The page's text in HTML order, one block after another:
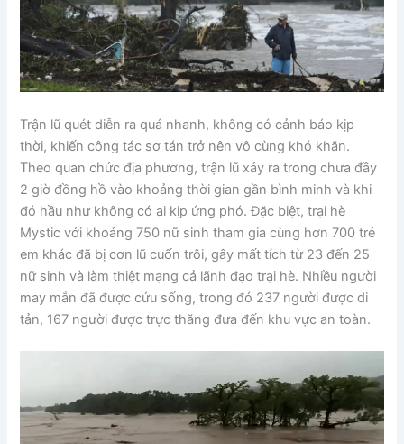
Trận lũ quét diễn ra quá nhanh, không có cảnh báo kịp
thời, khiến công tác sơ tán trở nên vô cùng khó khăn.
Theo quan chức địa phương, trận lũ xảy ra trong chưa đầy
2 giờ đồng hồ vào khoảng thời gian gần bình minh và khi
đó hầu như không có ai kịp ứng phó. Đặc biệt, trại hè
Mystic với khoảng 750 nữ sinh tham gia cùng hơn 700 trẻ
em khác đã bị cơn lũ cuốn trôi, gây mất tích từ 23 đến 25
nữ sinh và làm thiệt mạng cả lãnh đạo trại hè. Nhiều người
may mắn đã được cứu sống, trong đó 237 người được di
tản, 167 người được trực thăng đưa đến khu vực an toàn.